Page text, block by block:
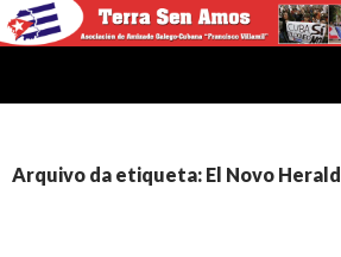
Arquivo da etiqueta: El Novo Herald